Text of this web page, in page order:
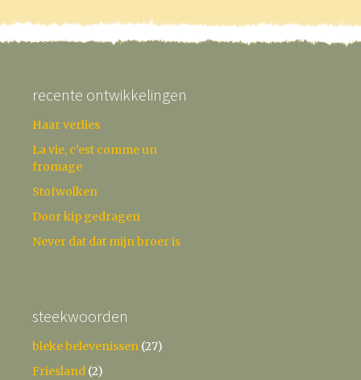
recente ontwikkelingen
Haar verlies
La vie, c’est comme un
fromage
Stofwolken
Door kip gedragen
Never dat dat mijn broer is
steekwoorden
bleke belevenissen (27)
Friesland (2)